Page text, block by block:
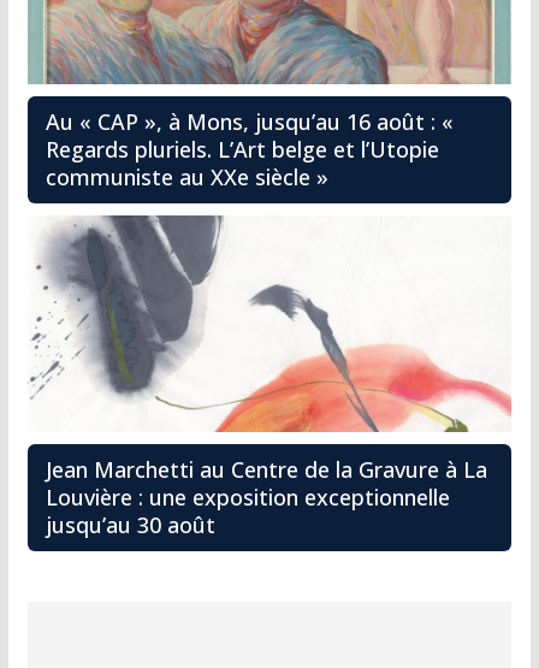
Au « CAP », à Mons, jusqu’au 16 août : «
Regards pluriels. L’Art belge et l’Utopie
communiste au XXe siècle »
Jean Marchetti au Centre de la Gravure à La
Louvière : une exposition exceptionnelle
jusqu’au 30 août